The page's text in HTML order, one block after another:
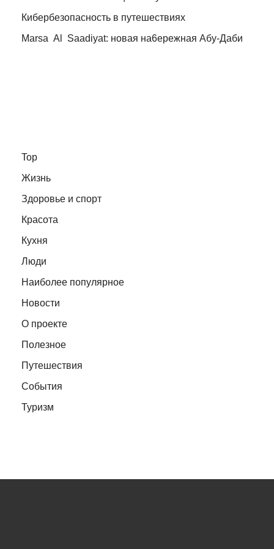
Кибербезопасность в путешествиях
Marsa Al Saadiyat: новая на6ережная Абу-Даби
Top
Жизнь
Здоровье и спорт
Красота
Кухня
Люди
Наиболее популярное
Новости
О проекте
Полезное
Путешествия
События
Туризм